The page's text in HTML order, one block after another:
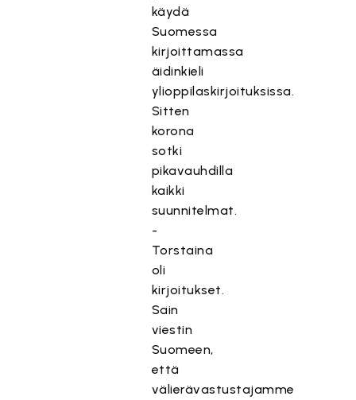
käydä
Suomessa
kirjoittamassa
äidinkieli
ylioppilaskirjoituksissa.
Sitten
korona
sotki
pikavauhdilla
kaikki
suunnitelmat.
-
Torstaina
oli
kirjoitukset.
Sain
viestin
Suomeen,
että
välierävastustajamme